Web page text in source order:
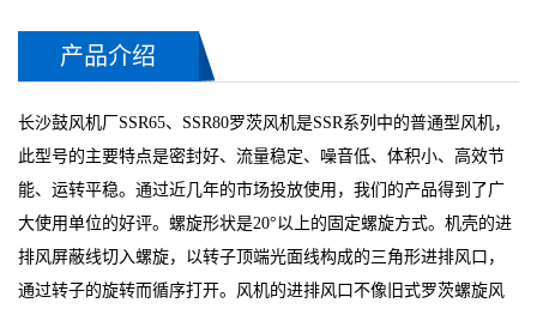
产品介绍
长沙鼓风机厂SSR65、SSR80罗茨风机是SSR系列中的普通型风机，
此型号的主要特点是密封好、流量稳定、噪音低、体积小、高效节
能、运转平稳。通过近几年的市场投放使用，我们的产品得到了广
大使用单位的好评。螺旋形状是20°以上的固定螺旋方式。机壳的进
排风屏蔽线切入螺旋，以转子顶端光面线构成的三角形进排风口，
通过转子的旋转而循序打开。风机的进排风口不像旧式罗茨螺旋风